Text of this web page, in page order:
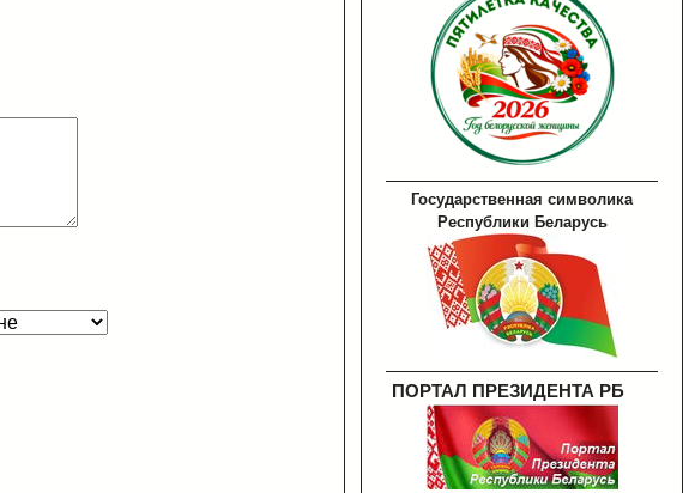
Государственная символика
Республики Беларусь
ПОРТАЛ ПРЕЗИДЕНТА РБ